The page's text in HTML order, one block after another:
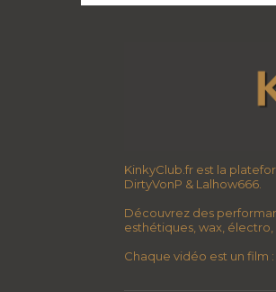
KinkyClub.fr est la
DirtyVonP & Lalhow666.
Découvrez des
esthétiques, wax,
Chaque vidéo est un film